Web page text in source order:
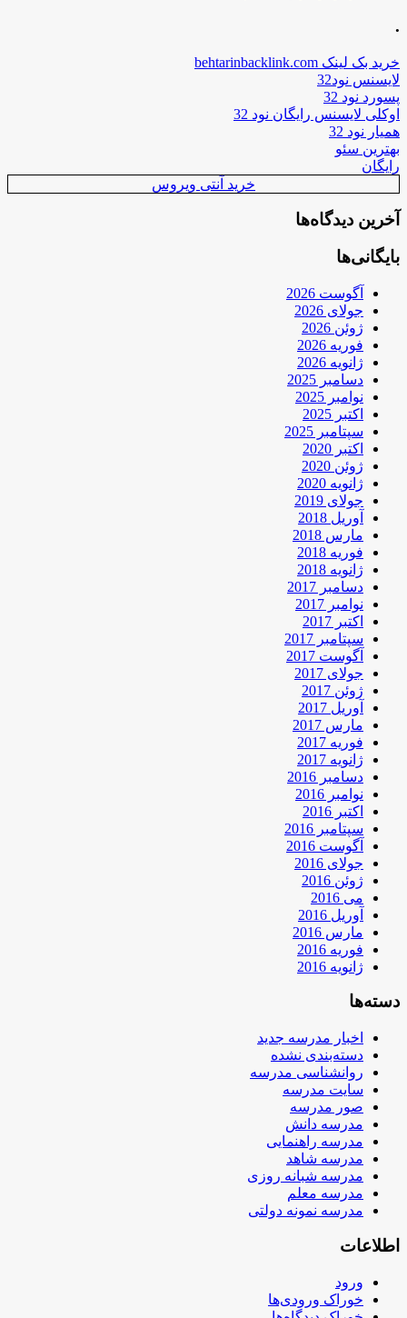
.
خرید بک لینک behtarinbacklink.com
لایسنس نود32
پسورد نود 32
اوکلی لایسنس رایگان نود 32
همیار نود 32
بهترین سئو
رایگان
خرید آنتی ویروس
آخرین دیدگاه‌ها
بایگانی‌ها
آگوست 2026
جولای 2026
ژوئن 2026
فوریه 2026
ژانویه 2026
دسامبر 2025
نوامبر 2025
اکتبر 2025
سپتامبر 2025
اکتبر 2020
ژوئن 2020
ژانویه 2020
جولای 2019
آوریل 2018
مارس 2018
فوریه 2018
ژانویه 2018
دسامبر 2017
نوامبر 2017
اکتبر 2017
سپتامبر 2017
آگوست 2017
جولای 2017
ژوئن 2017
آوریل 2017
مارس 2017
فوریه 2017
ژانویه 2017
دسامبر 2016
نوامبر 2016
اکتبر 2016
سپتامبر 2016
آگوست 2016
جولای 2016
ژوئن 2016
می 2016
آوریل 2016
مارس 2016
فوریه 2016
ژانویه 2016
دسته‌ها
اخبار مدرسه جدید
دسته‌بندی نشده
روانشناسی مدرسه
سایت مدرسه
صور مدرسه
مدرسه دانش
مدرسه راهنمایی
مدرسه شاهد
مدرسه شبانه روزی
مدرسه معلم
مدرسه نمونه دولتی
اطلاعات
ورود
خوراک ورودی‌ها